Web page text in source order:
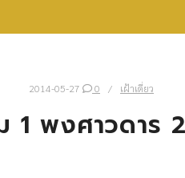
2014-05-27 0 เฝ้าเดี่ยว
พงศาวดาร